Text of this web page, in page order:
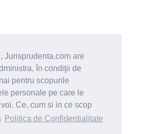
Jurisprudenta.com are
în condiţii de
pentru scopurile
personale pe care le
Ce, cum si in ce scop
Politica de Confidentialitate